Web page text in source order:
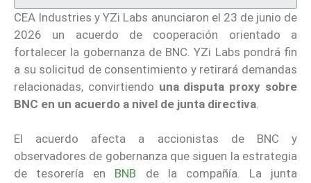
CEA Industries y YZi Labs anunciaron el 23 de junio de
2026 un acuerdo de cooperación orientado a
fortalecer la gobernanza de BNC. YZi Labs pondrá fin
a su solicitud de consentimiento y retirará demandas
relacionadas, convirtiendo una disputa proxy sobre
BNC en un acuerdo a nivel de junta directiva
El acuerdo afecta a accionistas de BNC y
observadores de gobernanza que siguen la estrategia
de tesorería en BNB de la compañía. La junta